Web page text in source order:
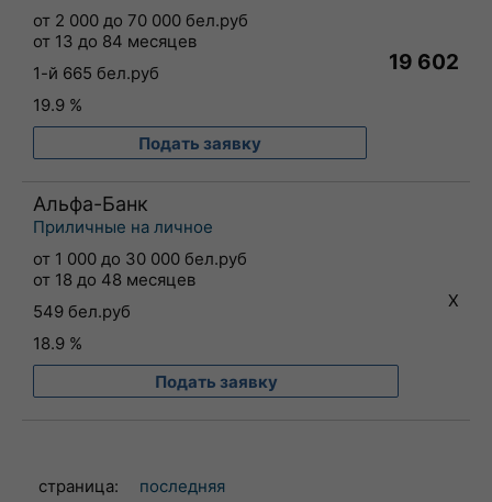
от 2 000 до 70 000 бел.руб
от 13 до 84 месяцев
1-й 665 бел.руб
19.9 %
Подать заявку
19 602
Альфа-Банк
Приличные на личное
от 1 000 до 30 000 бел.руб
от 18 до 48 месяцев
549 бел.руб
18.9 %
Подать заявку
X
страница: последняя